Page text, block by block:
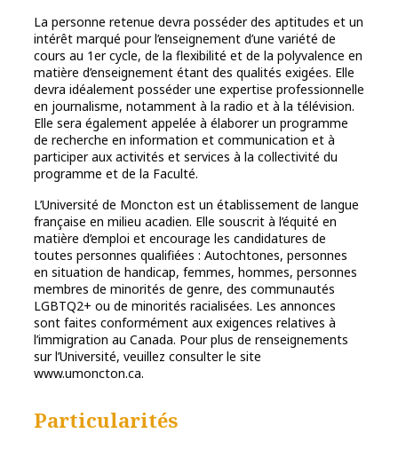
La personne retenue devra posséder des aptitudes et un
intérêt marqué pour l’enseignement d’une variété de
cours au 1er cycle, de la flexibilité et de la polyvalence en
matière d’enseignement étant des qualités exigées. Elle
devra idéalement posséder une expertise professionnelle
en journalisme, notamment à la radio et à la télévision.
Elle sera également appelée à élaborer un programme
de recherche en information et communication et à
participer aux activités et services à la collectivité du
programme et de la Faculté.
L’Université de Moncton est un établissement de langue
française en milieu acadien. Elle souscrit à l’équité en
matière d’emploi et encourage les candidatures de
toutes personnes qualifiées : Autochtones, personnes
en situation de handicap, femmes, hommes, personnes
membres de minorités de genre, des communautés
LGBTQ2+ ou de minorités racialisées. Les annonces
sont faites conformément aux exigences relatives à
l’immigration au Canada. Pour plus de renseignements
sur l’Université, veuillez consulter le site
www.umoncton.ca.
Particularités